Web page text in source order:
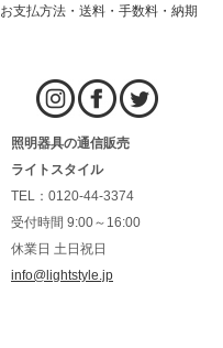
お支払方法・送料・手数料・納期
照明器具の通信販売
ライトスタイル
TEL：0120-44-3374
受付時間 9:00～16:00
休業日 土日祝日
info@lightstyle.jp